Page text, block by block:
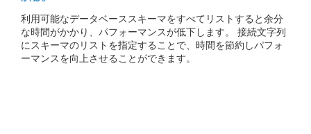
利用可能なデータベーススキーマをすべてリストすると余分
な時間がかかり、パフォーマンスが低下します。 接続文字列
にスキーマのリストを指定することで、時間を節約しパフォ
ーマンスを向上させることができます。